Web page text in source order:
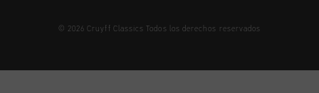
ES | € EUR
© 2026 Cruyff Classics Todos los derechos reservados